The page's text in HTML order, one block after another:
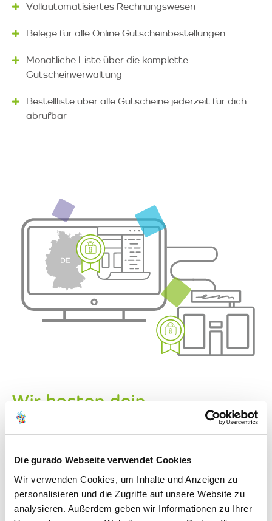
Die gurado Webseite verwendet Cookies
Wir verwenden Cookies, um Inhalte und Anzeigen zu
personalisieren und die Zugriffe auf unsere Website zu
analysieren. Außerdem geben wir Informationen zu Ihrer
Vollautomatisiertes Rechnungswesen
Belege für alle Online Gutscheinbestellungen
Monatliche Liste über die komplette
Gutscheinverwaltung
Bestellliste über alle Gutscheine jederzeit für dich
abrufbar
Wir hosten dein
Vouchershop
nach höchsten deutschen
Sicherheitsstandards
Gutschein-Software muss nicht auf deinem
Rechner installiert werden